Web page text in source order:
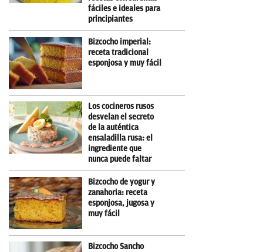
fáciles e ideales para
principiantes
Bizcocho imperial:
receta tradicional
esponjosa y muy fácil
Los cocineros rusos
desvelan el secreto
de la auténtica
ensaladilla rusa: el
ingrediente que
nunca puede faltar
Bizcocho de yogur y
zanahoria: receta
esponjosa, jugosa y
muy fácil
Bizcocho Sancho